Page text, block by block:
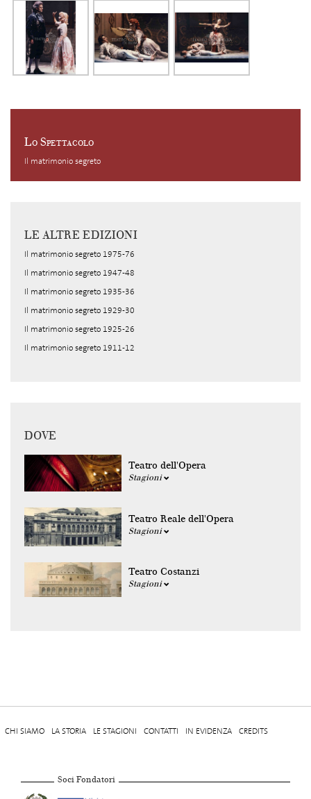
Lo Spettacolo
Il matrimonio segreto
LE ALTRE EDIZIONI
Il matrimonio segreto 1975-76
Il matrimonio segreto 1947-48
Il matrimonio segreto 1935-36
Il matrimonio segreto 1929-30
Il matrimonio segreto 1925-26
Il matrimonio segreto 1911-12
DOVE
Teatro dell'Opera
Stagioni
Teatro Reale dell'Opera
Stagioni
Teatro Costanzi
Stagioni
CHI SIAMO LA STORIA LE STAGIONI CONTATTI IN EVIDENZA CREDITS
Soci Fondatori